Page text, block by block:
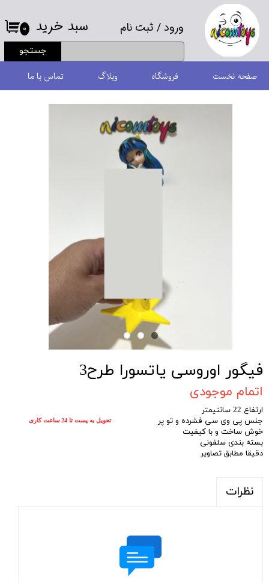
ورود/ ثبت نام
حساب کاربری من
تغییر گذر واژه
سفارشات
جستجو
۰ سبد خرید
صفحه نخست فروشگاه وبلاگ تماس با ما
فیگور اوروسی یاتسورا طرح3
اتمام موجودی
ارتفاع 22 سانتیمتر
جنس پی وی سی فشرده و تو پر
خوش ساخت و با کیفیت
بسته بندی سلفونی
دقیقا مطابق تصاویر
نظرات
تحویل به پست تا 24 ساعت کاری